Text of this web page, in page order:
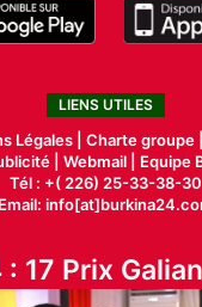
LIENS UTILES
Légales | Charte groupe |
| Webmail |
Equipe
Tél : +( 226) 25-33-38-30
Email:
: 17 Prix